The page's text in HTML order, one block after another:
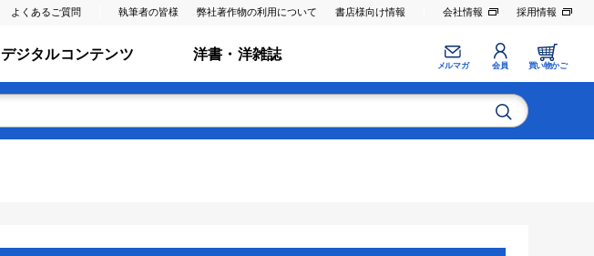
よくあるご質問 執筆者の皆様 弊社著作物の利用について 書店様向け情報 会社情報 採用情報
デジタルコンテンツ 洋書・洋雑誌
メルマガ 会員 買い物かご